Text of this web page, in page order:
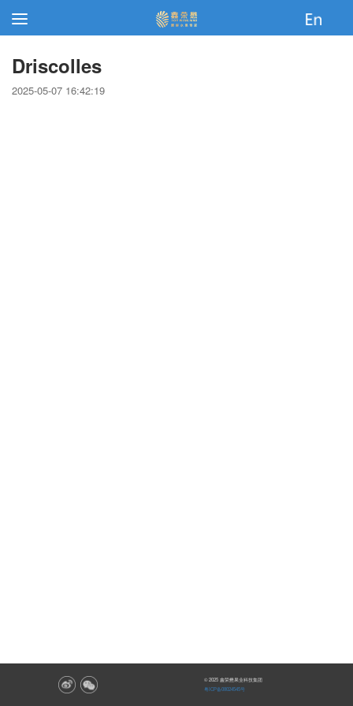
Driscolles
2025-05-07 16:42:19
© 2025 鑫荣懋果业科技集团
粤ICP备08024545号